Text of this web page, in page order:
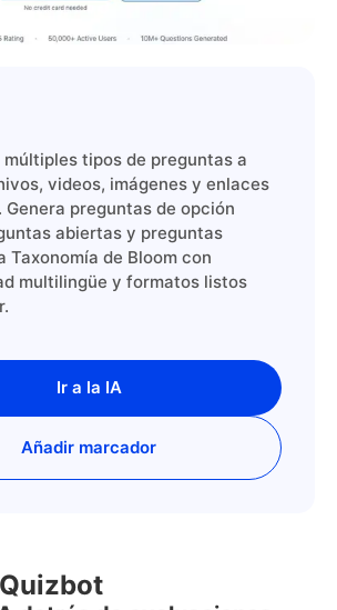
tipos de preguntas a
videos, imágenes y enlaces
Genera preguntas de opción
abiertas y preguntas
Taxonomía de Bloom con
multilingüe y formatos listos
Ir a la IA
Añadir marcador